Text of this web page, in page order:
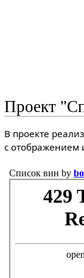
Проект
В проекте
с отображением